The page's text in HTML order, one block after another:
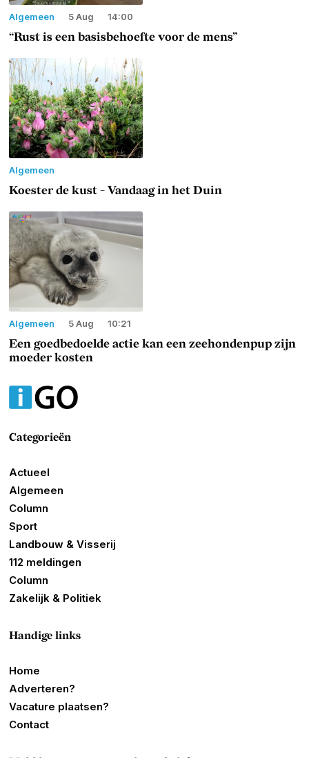
Algemeen 5 Aug 14:00
“Rust is een basisbehoefte voor de mens”
Algemeen
Koester de kust - Vandaag in het Duin
Algemeen 5 Aug 10:21
Een goedbedoelde actie kan een zeehondenpup zijn
moeder kosten
Categorieën
Actueel
Algemeen
Column
Sport
Landbouw & Visserij
112 meldingen
Column
Zakelijk & Politiek
Handige links
Home
Adverteren?
Vacature plaatsen?
Contact